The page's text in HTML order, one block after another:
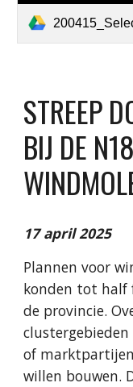
STREEP
BIJ DE
17 april 2025
Plannen voor
konden tot half
de provincie.
of
willen bouwen.